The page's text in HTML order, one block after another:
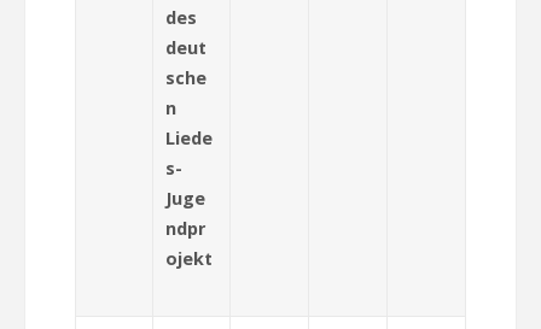
des
deut
sche
n
Liede
s-
Juge
ndpr
ojekt